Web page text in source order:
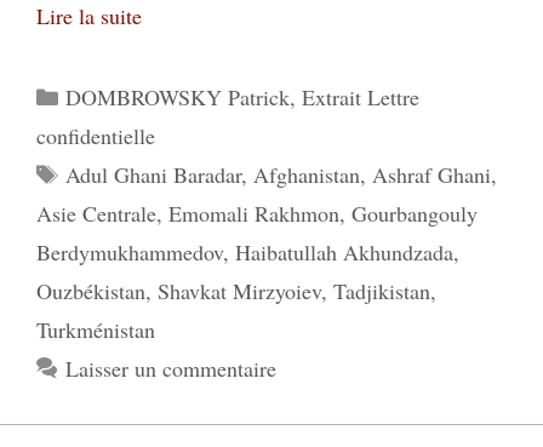
Lire la suite
Catégories
DOMBROWSKY Patrick, Extrait Lettre
confidentielle
Étiquettes
Adul Ghani Baradar, Afghanistan, Ashraf Ghani,
Asie Centrale, Emomali Rakhmon, Gourbangouly
Berdymukhammedov, Haibatullah Akhundzada,
Ouzbékistan, Shavkat Mirzyoiev, Tadjikistan,
Turkménistan
Laisser un commentaire